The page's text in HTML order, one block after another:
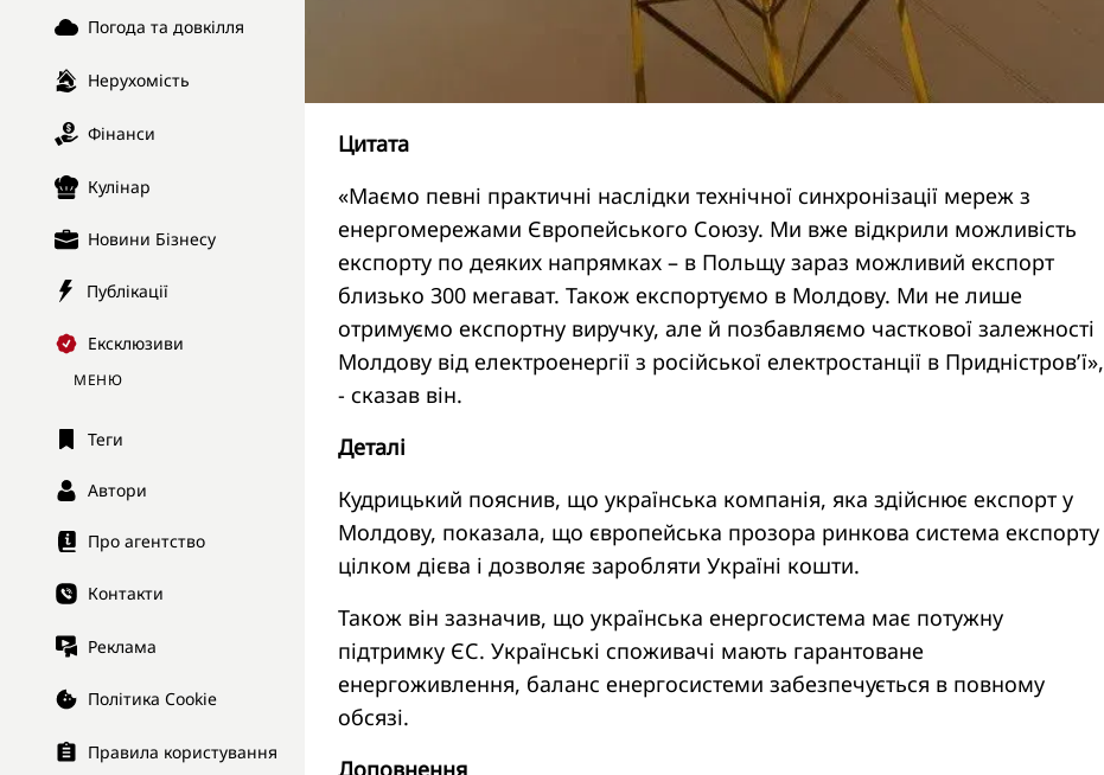
Погода та довкілля
Нерухомість
Фінанси
Кулінар
Новини Бізнесу
Публікації
Ексклюзиви
МЕНЮ
Теги
Автори
Про агентство
Контакти
Реклама
Політика Cookie
Правила користування
Цитата
«Маємо певні практичні наслідки технічної синхронізації мереж з
енергомережами Європейського Союзу. Ми вже відкрили можливість
експорту по деяких напрямках – в Польщу зараз можливий експорт
близько 300 мегават. Також експортуємо в Молдову. Ми не лише
отримуємо експортну виручку, але й позбавляємо часткової залежності
Молдову від електроенергії з російської електростанції в Придністров’ї»,
- сказав він.
Деталі
Кудрицький пояснив, що українська компанія, яка здійснює експорт у
Молдову, показала, що європейська прозора ринкова система експорту
цілком дієва і дозволяє заробляти Україні кошти.
Також він зазначив, що українська енергосистема має потужну
підтримку ЄС. Українські споживачі мають гарантоване
енергоживлення, баланс енергосистеми забезпечується в повному
обсязі.
Доповнення